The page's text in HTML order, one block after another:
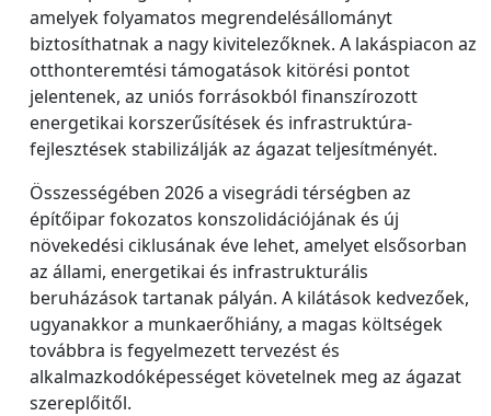
amelyek folyamatos megrendelésállományt
biztosíthatnak a nagy kivitelezőknek. A lakáspiacon az
otthonteremtési támogatások kitörési pontot
jelentenek, az uniós forrásokból finanszírozott
energetikai korszerűsítések és infrastruktúra-
fejlesztések stabilizálják az ágazat teljesítményét.
Összességében 2026 a visegrádi térségben az
építőipar fokozatos konszolidációjának és új
növekedési ciklusának éve lehet, amelyet elsősorban
az állami, energetikai és infrastrukturális
beruházások tartanak pályán. A kilátások kedvezőek,
ugyanakkor a munkaerőhiány, a magas költségek
továbbra is fegyelmezett tervezést és
alkalmazkodóképességet követelnek meg az ágazat
szereplőitől.